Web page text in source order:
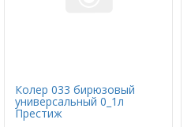
Колер 033 бирюзовый
универсальный 0_1л
Престиж